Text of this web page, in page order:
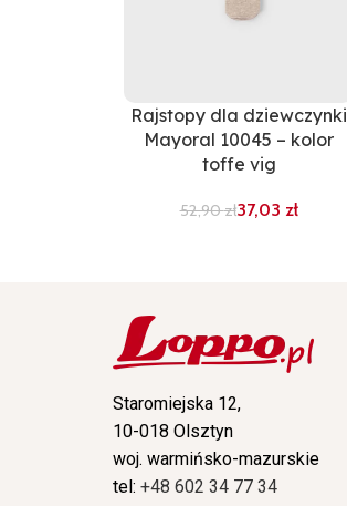
Rajstopy dla dziewczynki
Mayoral 10045 – kolor
toffe vig
52,90zł37,03 zł
Staromiejska 12,
10-018 Olsztyn
woj. warmińsko-mazurskie
tel: +48 602 34 77 34